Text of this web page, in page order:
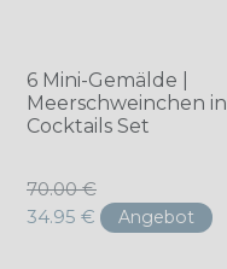
6 Mini-Gemälde |
Meerschweinchen in
Cocktails Set
Normaler
Preis
70.00 €
34.95 €
Angebot